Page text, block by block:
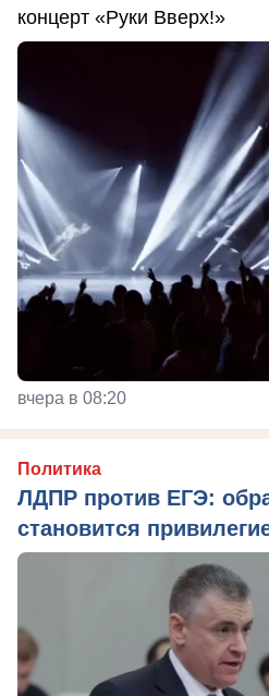
концерт «Руки Вверх!»
вчера в 08:20
Политика
ЛДПР против ЕГЭ:
становится